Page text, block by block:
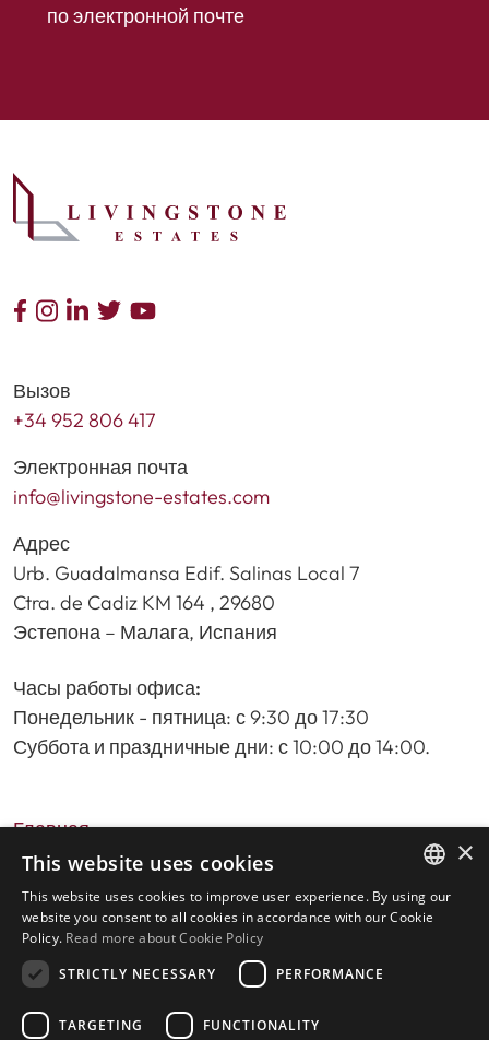
по электронной почте
Вызов
+34 952 806 417
Электронная почта
info@livingstone-estates.com
Адрес
Urb. Guadalmansa Edif. Salinas Local 7
Ctra. de Cadiz KM 164 , 29680
Эстепона – Малага, Испания
Часы работы офиса:
Понедельник - пятница: с 9:30 до 17:30
Суббота и праздничные дни: с 10:00 до 14:00.
Главная
Поиск недвижимости
Пожалуйста, оставьте отзыв о нас
политика конфиденциальности
Политика использования файлов cookie
ENGLISH
×
This website uses cookies
This website uses cookies to improve user experience. By using our
website you consent to all cookies in accordance with our Cookie
Policy. Read more about Cookie Policy
STRICTLY NECESSARY
PERFORMANCE
TARGETING FUNCTIONALITY